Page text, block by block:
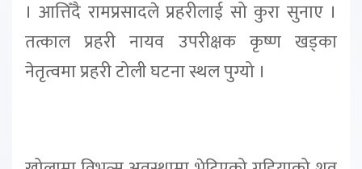
। आत्तिँदै रामप्रसादले प्रहरीलाई सो कुरा सुनाए ।
तत्काल प्रहरी नायव उपरीक्षक कृष्ण खड्का
नेतृत्वमा प्रहरी टोली घटना स्थल पुग्यो ।